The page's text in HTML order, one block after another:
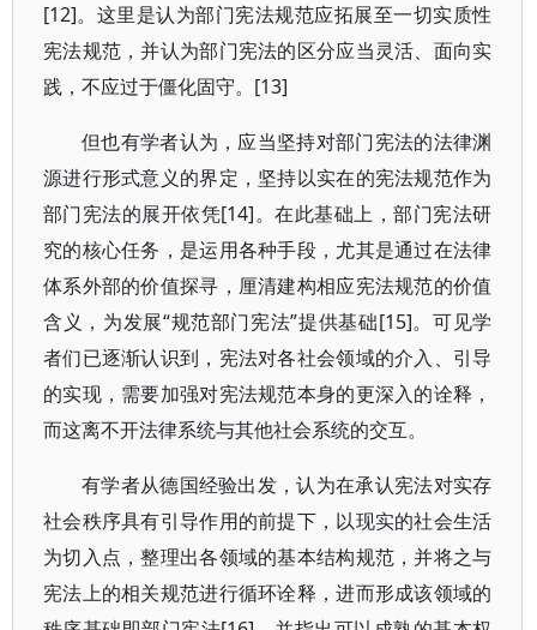
[12]。这里是认为部门宪法规范应拓展至一切实质性
宪法规范，并认为部门宪法的区分应当灵活、面向实
践，不应过于僵化固守。[13]
但也有学者认为，应当坚持对部门宪法的法律渊
源进行形式意义的界定，坚持以实在的宪法规范作为
部门宪法的展开依凭[14]。在此基础上，部门宪法研
究的核心任务，是运用各种手段，尤其是通过在法律
体系外部的价值探寻，厘清建构相应宪法规范的价值
含义，为发展“规范部门宪法”提供基础[15]。可见学
者们已逐渐认识到，宪法对各社会领域的介入、引导
的实现，需要加强对宪法规范本身的更深入的诠释，
而这离不开法律系统与其他社会系统的交互。
有学者从德国经验出发，认为在承认宪法对实存
社会秩序具有引导作用的前提下，以现实的社会生活
为切入点，整理出各领域的基本结构规范，并将之与
宪法上的相关规范进行循环诠释，进而形成该领域的